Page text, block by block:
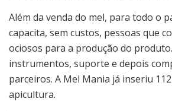
Além da venda do mel, para todo o
capacita, sem custos, pessoas que
ociosos para a produção do
instrumentos, suporte e depois
parceiros. A Mel Mania já inseriu
apicultura.